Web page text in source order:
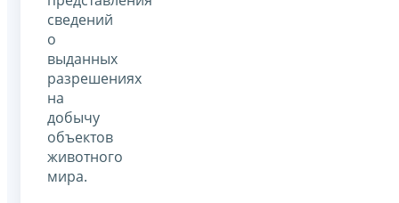
сведений
о
выданных
разрешениях
на
добычу
объектов
животного
мира.